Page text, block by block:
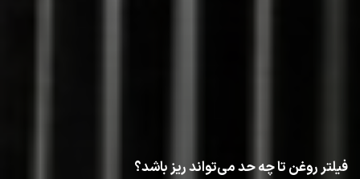
فیلتر روغن تا چه حد می‌تواند ریز باشد؟